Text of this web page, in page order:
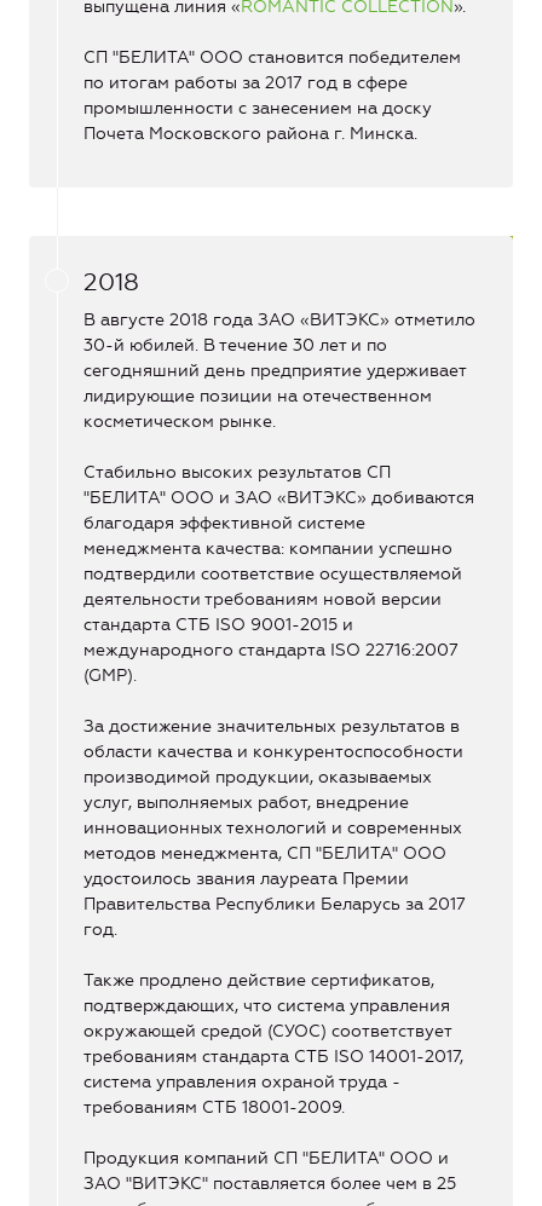
выпущена линия «ROMANTIC COLLECTION».
СП "БЕЛИТА" ООО становится победителем
по итогам работы за 2017 год в сфере
промышленности с занесением на доску
Почета Московского района г. Минска.
2018
В августе 2018 года ЗАО «ВИТЭКС» отметило
30-й юбилей. В течение 30 лет и по
сегодняшний день предприятие удерживает
лидирующие позиции на отечественном
косметическом рынке.
Стабильно высоких результатов СП
"БЕЛИТА" ООО и ЗАО «ВИТЭКС» добиваются
благодаря эффективной системе
менеджмента качества: компании успешно
подтвердили соответствие осуществляемой
деятельности требованиям новой версии
стандарта СТБ ISO 9001-2015 и
международного стандарта ISO 22716:2007
(GMP).
За достижение значительных результатов в
области качества и конкурентоспособности
производимой продукции, оказываемых
услуг, выполняемых работ, внедрение
инновационных технологий и современных
методов менеджмента, СП "БЕЛИТА" ООО
удостоилось звания лауреата Премии
Правительства Республики Беларусь за 2017
год.
Также продлено действие сертификатов,
подтверждающих, что система управления
окружающей средой (СУОС) соответствует
требованиям стандарта СТБ ISO 14001-2017,
система управления охраной труда -
требованиям СТБ 18001-2009.
Продукция компаний СП "БЕЛИТА" ООО и
ЗАО "ВИТЭКС" поставляется более чем в 25